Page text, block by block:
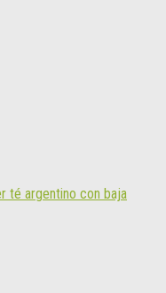
té argentino con baja